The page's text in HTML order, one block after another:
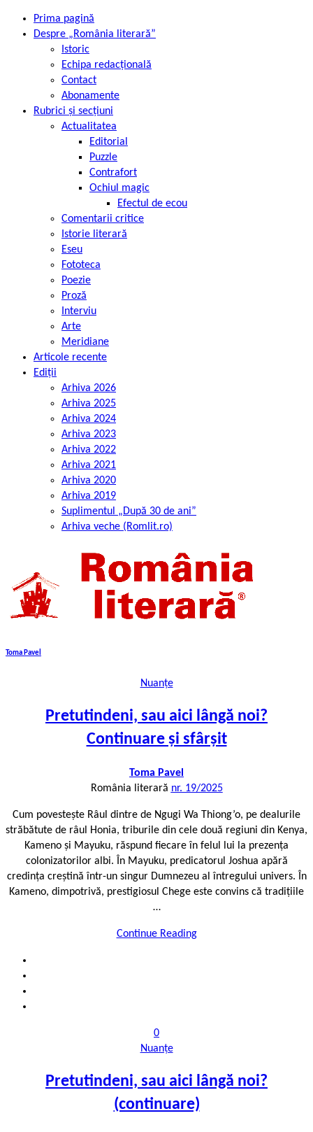
Prima pagină
Despre „România literară”
Istoric
Echipa redacțională
Contact
Abonamente
Rubrici și secțiuni
Actualitatea
Editorial
Puzzle
Contrafort
Ochiul magic
Efectul de ecou
Comentarii critice
Istorie literară
Eseu
Fototeca
Poezie
Proză
Interviu
Arte
Meridiane
Articole recente
Ediții
Arhiva 2026
Arhiva 2025
Arhiva 2024
Arhiva 2023
Arhiva 2022
Arhiva 2021
Arhiva 2020
Arhiva 2019
Suplimentul „După 30 de ani”
Arhiva veche (Romlit.ro)
Toma Pavel
Nuanțe
Pretutindeni, sau aici lângă noi?
Continuare și sfârșit
Toma Pavel
România literară nr. 19/2025
Cum povestește Râul dintre de Ngugi Wa Thiong’o, pe dealurile
străbătute de râul Honia, triburile din cele două regiuni din Kenya,
Kameno și Mayuku, răspund fiecare în felul lui la prezența
colonizatorilor albi. În Mayuku, predicatorul Joshua apără
credința creștină într-un singur Dumnezeu al întregului univers. În
Kameno, dimpotrivă, prestigiosul Chege este convins că tradițiile
…
Continue Reading
0
Nuanțe
Pretutindeni, sau aici lângă noi?
(continuare)